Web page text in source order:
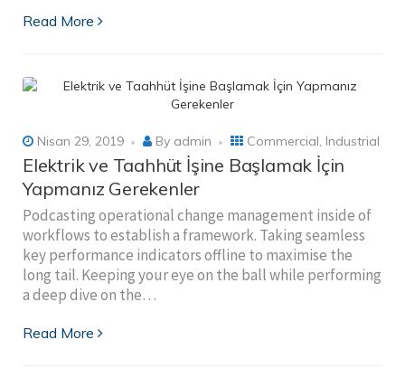
Read More
Nisan 29, 2019 By admin Commercial, Industrial
Elektrik ve Taahhüt İşine Başlamak İçin
Yapmanız Gerekenler
Podcasting operational change management inside of
workflows to establish a framework. Taking seamless
key performance indicators offline to maximise the
long tail. Keeping your eye on the ball while performing
a deep dive on the…
Read More